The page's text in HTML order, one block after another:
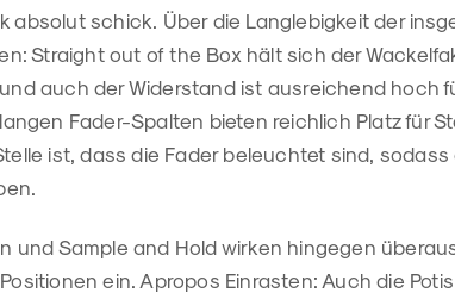
absolut schick. Über die Langlebigkeit der
Straight out of the Box hält sich der
auch der Widerstand ist ausreichend hoch
Fader-Spalten bieten reichlich Platz für
ist, dass die Fader beleuchtet sind, sodass
und Sample and Hold wirken hingegen
ein. Apropos Einrasten: Auch die